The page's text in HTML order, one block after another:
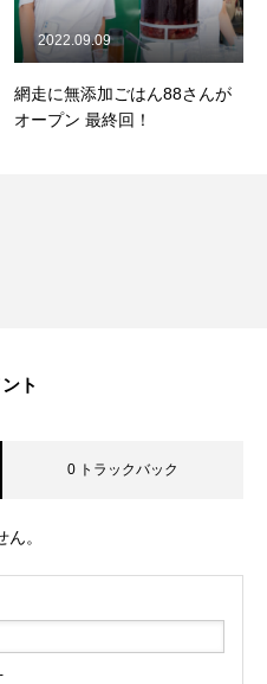
網走に無添加ごはん88さんが
オープン 最終回！
2022.09.09
ト
0 トラックバック
。